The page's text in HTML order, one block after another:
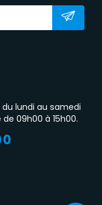
lundi au samedi
09h00 à 15h00.